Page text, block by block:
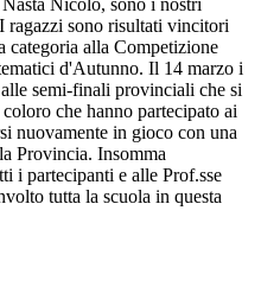
Nicolò, sono i nostri
sono risultati vincitori
categoria alla Competizione
d'Autunno. Il 14 marzo i
semi-finali provinciali che si
che hanno partecipato ai
nuovamente in gioco con una
Provincia. Insomma
i partecipanti e alle Prof.sse
tutta la scuola in questa